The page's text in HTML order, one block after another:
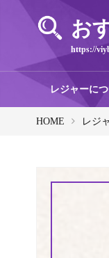
お
https://
レジャーに
HOME レジ